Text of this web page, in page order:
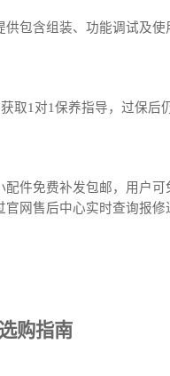
供包含组装、功能调试及使
取1对1保养指导，过保后
配件免费补发包邮，用户可
官网售后中心实时查询报修
购指南